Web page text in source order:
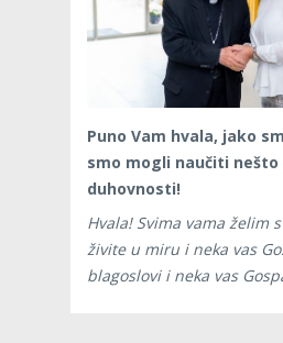
Puno Vam hvala, jako
smo mogli naučiti nešto
duhovnosti!
Hvala! Svima vama želim
živite u miru i neka vas
blagoslovi i neka vas